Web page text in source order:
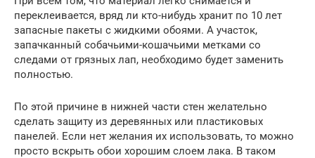
переклеивается, вряд ли кто-нибудь хранит по 10 лет
запасные пакеты с жидкими обоями. А участок,
запачканный собачьими-кошачьими метками со
следами от грязных лап, необходимо будет заменить
полностью.
По этой причине в нижней части стен желательно
сделать защиту из деревянных или пластиковых
панелей. Если нет желания их использовать, то можно
просто вскрыть обои хорошим слоем лака. В таком